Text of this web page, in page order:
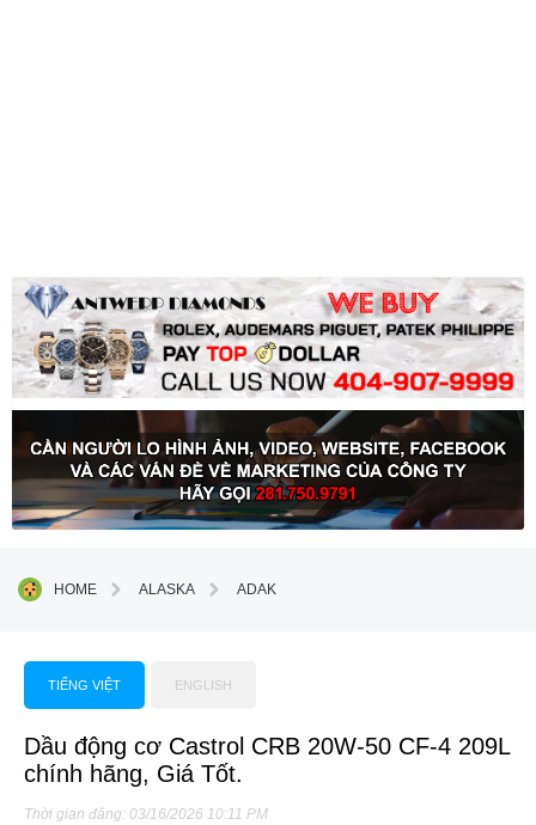
HOME ALASKA ADAK
TIẾNG VIỆT ENGLISH
Dầu động cơ Castrol CRB 20W-50 CF-4 209L
chính hãng, Giá Tốt.
Thời gian đăng: 03/16/2026 10:11 PM